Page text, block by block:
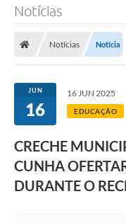
Notícias
Notícias Notícia
JUN
16
16 JUN 2025
EDUCAÇÃO
CRECHE
CUNHA
DURANTE O